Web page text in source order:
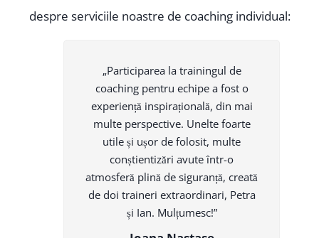
despre serviciile noastre de coaching individual:
„Participarea la trainingul de
coaching pentru echipe a fost o
experiență inspirațională, din mai
multe perspective. Unelte foarte
utile și ușor de folosit, multe
conștientizări avute într-o
atmosferă plină de siguranță, creată
de doi traineri extraordinari, Petra
și Ian. Mulțumesc!”